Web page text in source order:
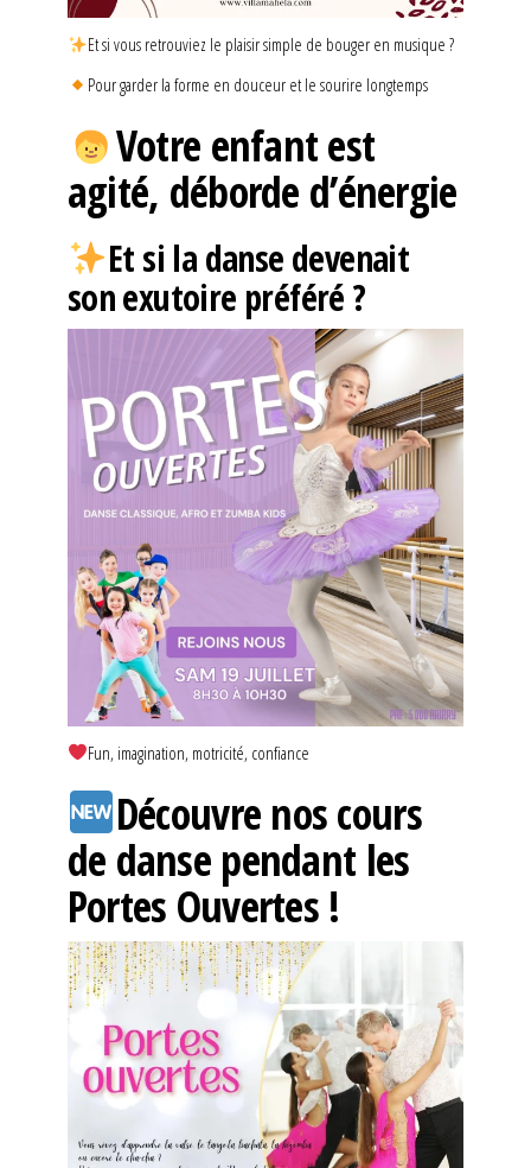
Et si vous retrouviez le plaisir simple de bouger en musique ?
Pour garder la forme en douceur et le sourire longtemps
Votre enfant est
agité, déborde d’énergie
Et si la danse devenait
son exutoire préféré ?
Fun, imagination, motricité, confiance
Découvre nos cours
de danse pendant les
Portes Ouvertes !